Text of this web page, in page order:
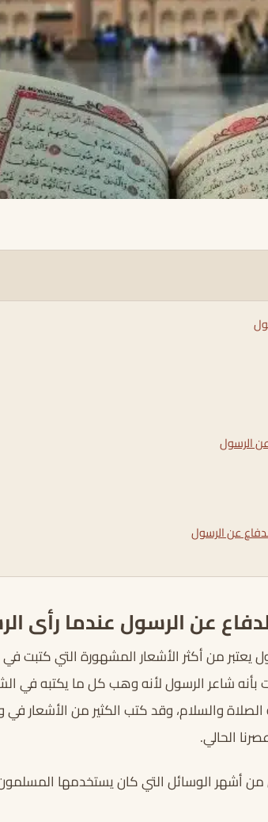
الرسول
عن الرسول
عن الرسول عندما رأى
من أكثر الأشعار المشهورة التي كتبت
بأنه شاعر الرسول لأنه وهب كل ما يكتبه في
الصلاة والسلام، وقد كتب الكثير من
الحالي.
من أشهر الوسائل التي كان يستخدمها